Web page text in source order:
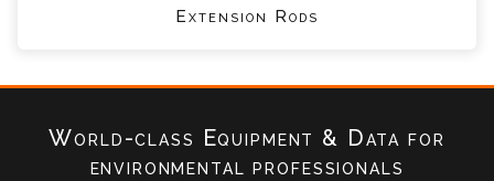
Extension Rods
World-class Equipment & Datafor
environmental professionals